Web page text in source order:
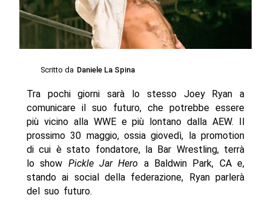
Scritto da Daniele La Spina
Tra pochi giorni sarà lo stesso Joey Ryan a
comunicare il suo futuro, che potrebbe essere
più vicino alla WWE e più lontano dalla AEW. Il
prossimo 30 maggio, ossia giovedì, la promotion
di cui è stato fondatore, la Bar Wrestling, terrà
lo show Pickle Jar Hero a Baldwin Park, CA e,
stando ai social della federazione, Ryan parlerà
del suo futuro.